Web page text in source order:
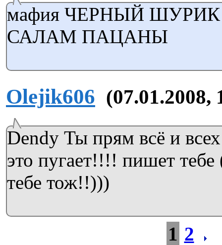
мафия ЧЕРНЫЙ
САЛАМ ПАЦАНЫ
Olejik606 (07.01.2008,
Dendy Ты прям всё и
это пугает!!!! пишет
тебе тож!!)))
1 2